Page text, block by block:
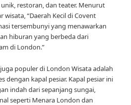
restoran, dan teater. Menurut
wisata, “Daerah Kecil di Covent
tersembunyi yang menawarkan
hiburan yang berbeda dari
di London.”
populer di London Wisata adalah
dengan kapal pesiar. Kapal pesiar ini
indah dari sepanjang sungai,
seperti Menara London dan